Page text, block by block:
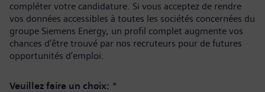
compléter votre candidature. Si vous acceptez de rendre
vos données accessibles à toutes les sociétés concernées du
groupe Siemens Energy, un profil complet augmente vos
chances d’être trouvé par nos recruteurs pour de futures
opportunités d’emploi.
Veuillez faire un choix: *